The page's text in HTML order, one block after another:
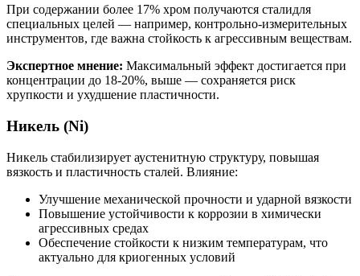
При содержании более 17% хром получаются сталидля
специальных целей — например, контрольно-измерительных
инструментов, где важна стойкость к агрессивным веществам.
Экспертное мнение: Максимальный эффект достигается при
концентрации до 18-20%, выше — сохраняется риск
хрупкости и ухудшение пластичности.
Никель (Ni)
Никель стабилизирует аустенитную структуру, повышая
вязкость и пластичность сталей. Влияние:
Улучшение механической прочности и ударной вязкости
Повышение устойчивости к коррозии в химически
агрессивных средах
Обеспечение стойкости к низким температурам, что
актуально для криогенных условий